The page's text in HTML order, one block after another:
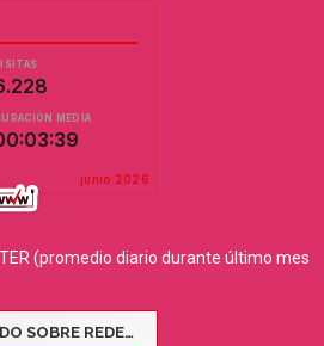
(promedio diario durante último mes